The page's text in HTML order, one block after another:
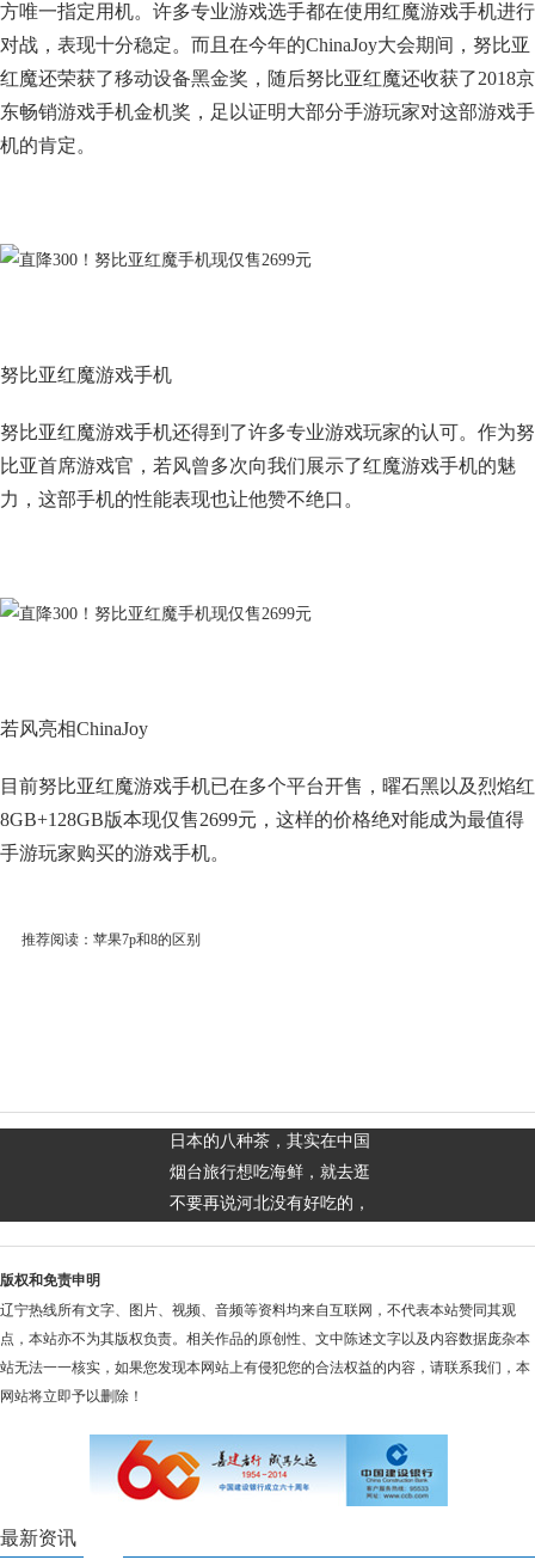
方唯一指定用机。许多专业游戏选手都在使用红魔游戏手机进行
对战，表现十分稳定。而且在今年的ChinaJoy大会期间，努比亚
红魔还荣获了移动设备黑金奖，随后努比亚红魔还收获了2018京
东畅销游戏手机金机奖，足以证明大部分手游玩家对这部游戏手
机的肯定。
努比亚红魔游戏手机
努比亚红魔游戏手机还得到了许多专业游戏玩家的认可。作为努
比亚首席游戏官，若风曾多次向我们展示了红魔游戏手机的魅
力，这部手机的性能表现也让他赞不绝口。
若风亮相ChinaJoy
目前努比亚红魔游戏手机已在多个平台开售，曜石黑以及烈焰红
8GB+128GB版本现仅售2699元，这样的价格绝对能成为最值得
手游玩家购买的游戏手机。
推荐阅读： 苹果7p和8的区别
日本的八种茶，其实在中国
烟台旅行想吃海鲜，就去逛
不要再说河北没有好吃的，
版权和免责申明
辽宁热线所有文字、图片、视频、音频等资料均来自互联网，不代表本站赞同其观
点，本站亦不为其版权负责。相关作品的原创性、文中陈述文字以及内容数据庞杂本
站无法一一核实，如果您发现本网站上有侵犯您的合法权益的内容，请联系我们，本
网站将立即予以删除！
最新资讯